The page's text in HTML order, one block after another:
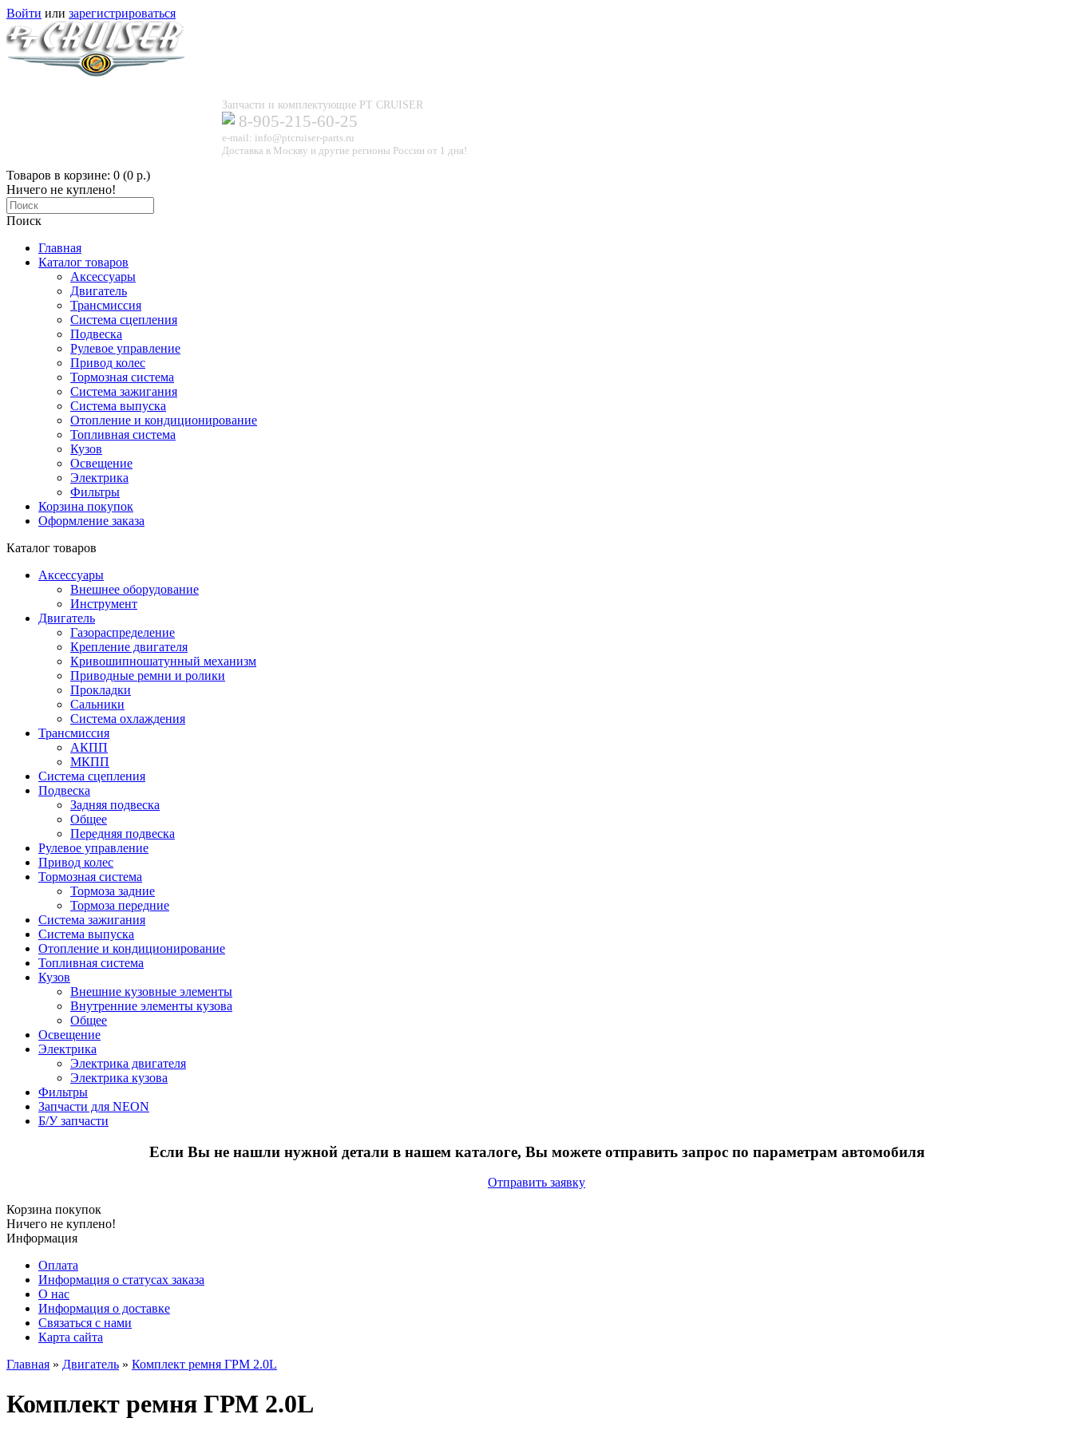
Войти или зарегистрироваться
Запчасти и комплектующие PT CRUISER
8-905-215-60-25
e-mail: info@ptcruiser-parts.ru
Доставка в Москву и другие регионы России от 1 дня!
Товаров в корзине: 0 (0 р.)
Ничего не куплено!
Поиск
Главная
Каталог товаров
Аксессуары
Двигатель
Трансмиссия
Система сцепления
Подвеска
Рулевое управление
Привод колес
Тормозная система
Система зажигания
Система выпуска
Отопление и кондиционирование
Топливная система
Кузов
Освещение
Электрика
Фильтры
Корзина покупок
Оформление заказа
Каталог товаров
Аксессуары
Внешнее оборудование
Инструмент
Двигатель
Газораспределение
Крепление двигателя
Кривошипношатунный механизм
Приводные ремни и ролики
Прокладки
Сальники
Система охлаждения
Трансмиссия
АКПП
МКПП
Система сцепления
Подвеска
Задняя подвеска
Общее
Передняя подвеска
Рулевое управление
Привод колес
Тормозная система
Тормоза задние
Тормоза передние
Система зажигания
Система выпуска
Отопление и кондиционирование
Топливная система
Кузов
Внешние кузовные элементы
Внутренние элементы кузова
Общее
Освещение
Электрика
Электрика двигателя
Электрика кузова
Фильтры
Запчасти для NEON
Б/У запчасти
Если Вы не нашли нужной детали в нашем каталоге, Вы можете отправить запрос по параметрам автомобиля
Отправить заявку
Корзина покупок
Ничего не куплено!
Информация
Оплата
Информация о статусах заказа
О нас
Информация о доставке
Связаться с нами
Карта сайта
Главная » Двигатель » Комплект ремня ГРМ 2.0L
Комплект ремня ГРМ 2.0L